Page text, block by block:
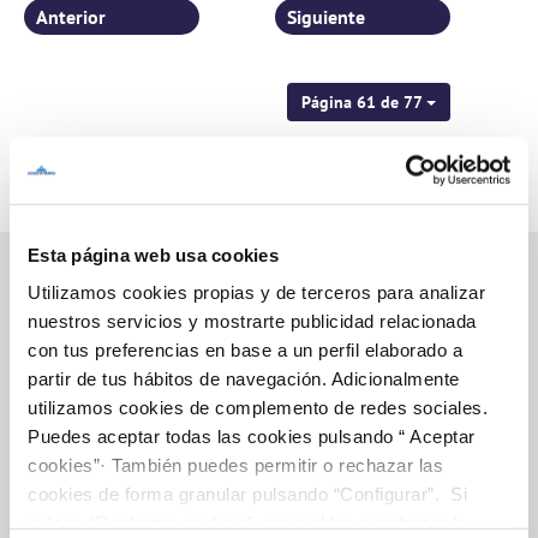
Esta página web usa cookies
Utilizamos cookies propias y de terceros para analizar
nuestros servicios y mostrarte publicidad relacionada
con tus preferencias en base a un perfil elaborado a
partir de tus hábitos de navegación. Adicionalmente
utilizamos cookies de complemento de redes sociales.
Puedes aceptar todas las cookies pulsando “ Aceptar
cookies”· También puedes permitir o rechazar las
cookies de forma granular pulsando “Configurar”. Si
Página 61 de 77
Anterior Siguiente
Inicio
Gestiones Online